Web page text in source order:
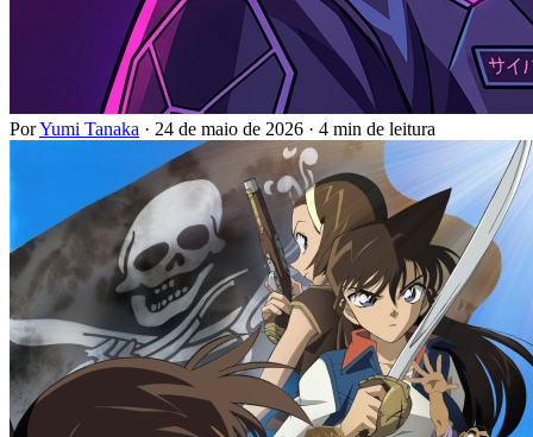
PorYumi Tanaka · 24 de maio de 2026 · 4 min de leitura